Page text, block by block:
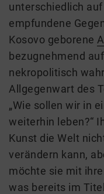
unterschiedlich
empfundene
Kosovo geborene
bezugnehmend
nekropolitisch
Allgegenwart des
„Wie sollen wir in
weiterhin leben?“
Kunst die Welt
verändern kann,
möchte sie mit
was bereits im